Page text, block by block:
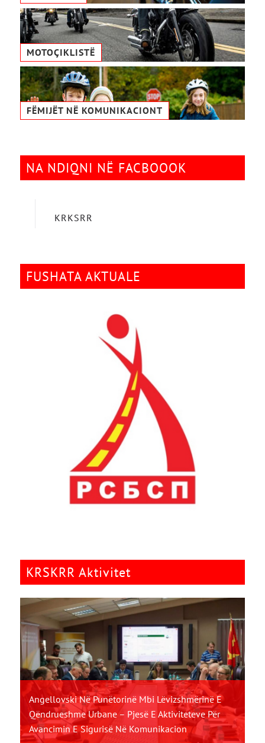
MOTOÇIKLISTË
FËMIJËT NË KOMUNIKACIONТ
NA NDIQNI NË FACBOOOK
KRKSRR
FUSHATA AKTUALE
KRSKRR Aktivitet
Angellovski Në Punëtorinë Mbi Lëvizshmërinë E
Qëndrueshme Urbane – Pjesë E Aktiviteteve Për
Avancimin E Sigurisë Në Komunikacion